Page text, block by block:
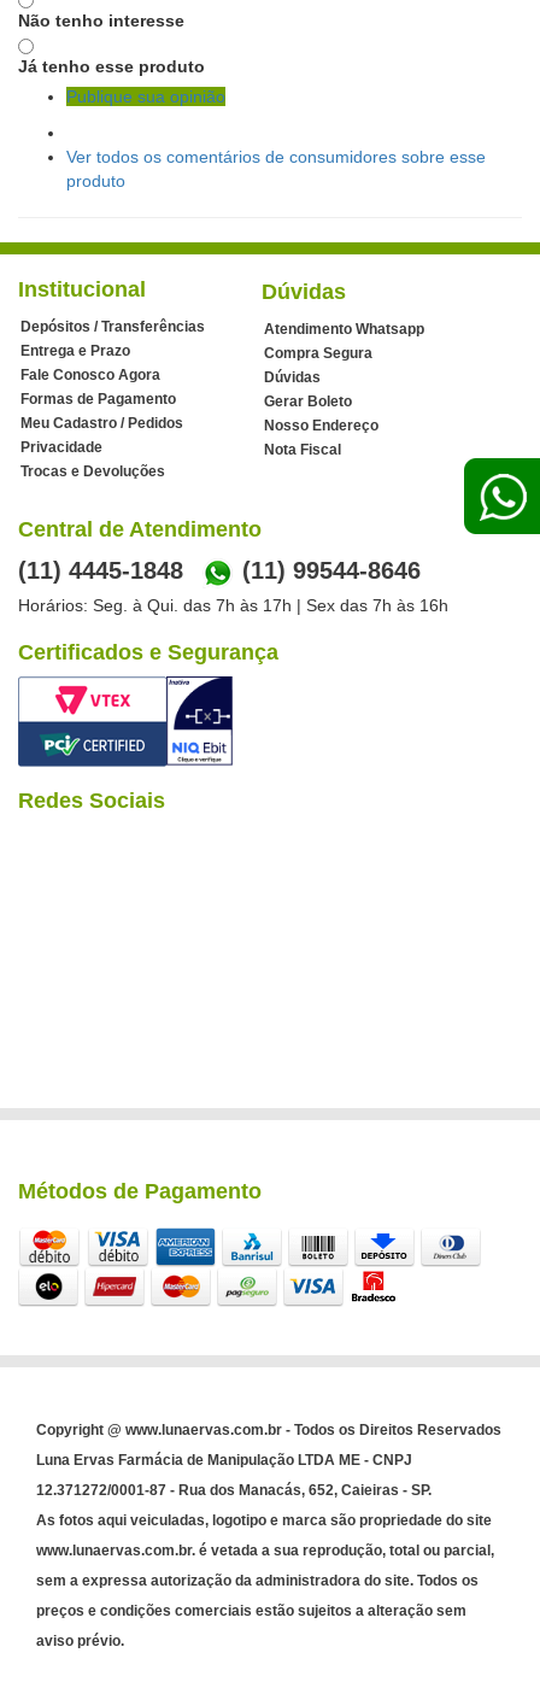
Não tenho interesse
Já tenho esse produto
Publique sua opinião
Ver todos os comentários de consumidores sobre esse
produto
Institucional
Depósitos / Transferências
Entrega e Prazo
Fale Conosco Agora
Formas de Pagamento
Meu Cadastro / Pedidos
Privacidade
Trocas e Devoluções
Dúvidas
Atendimento Whatsapp
Compra Segura
Dúvidas
Gerar Boleto
Nosso Endereço
Nota Fiscal
Central de Atendimento
(11) 4445-1848 (11) 99544-8646
Horários: Seg. à Qui. das 7h às 17h | Sex das 7h às 16h
Certificados e Segurança
Redes Sociais
Métodos de Pagamento
Copyright @ www.lunaervas.com.br - Todos os Direitos Reservados
Luna Ervas Farmácia de Manipulação LTDA ME - CNPJ
12.371272/0001-87 - Rua dos Manacás, 652, Caieiras - SP.
As fotos aqui veiculadas, logotipo e marca são propriedade do site
www.lunaervas.com.br. é vetada a sua reprodução, total ou parcial,
sem a expressa autorização da administradora do site. Todos os
preços e condições comerciais estão sujeitos a alteração sem
aviso prévio.